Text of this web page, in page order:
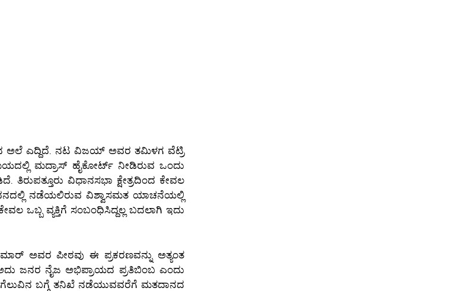
ಅಲೆ ಎದ್ದಿದೆ. ನಟ ವಿಜಯ್ ಅವರ ತಮಿಳಗ ವೆಟ್ರಿ
ಮದ್ರಾಸ್ ಹೈಕೋರ್ಟ್ ನೀಡಿರುವ ಒಂದು
ವಿಧಾನಸಭಾ ಕ್ಷೇತ್ರದಿಂದ ಕೇವಲ
ನಡೆಯಲಿರುವ ವಿಶ್ವಾಸಮತ ಯಾಚನೆಯಲ್ಲಿ
ಒಬ್ಬ ವ್ಯಕ್ತಿಗೆ ಸಂಬಂಧಿಸಿದ್ದಲ್ಲ ಬದಲಾಗಿ ಇದು
ಅವರ ಪೀಠವು ಈ ಪ್ರಕರಣವನ್ನು ಅತ್ಯಂತ
ಜನರ ನೈಜ ಅಭಿಪ್ರಾಯದ ಪ್ರತಿಬಿಂಬ ಎಂದು
ಬಗ್ಗೆ ತನಿಖೆ ನಡೆಯುವವರೆಗೆ ಮತದಾನದ